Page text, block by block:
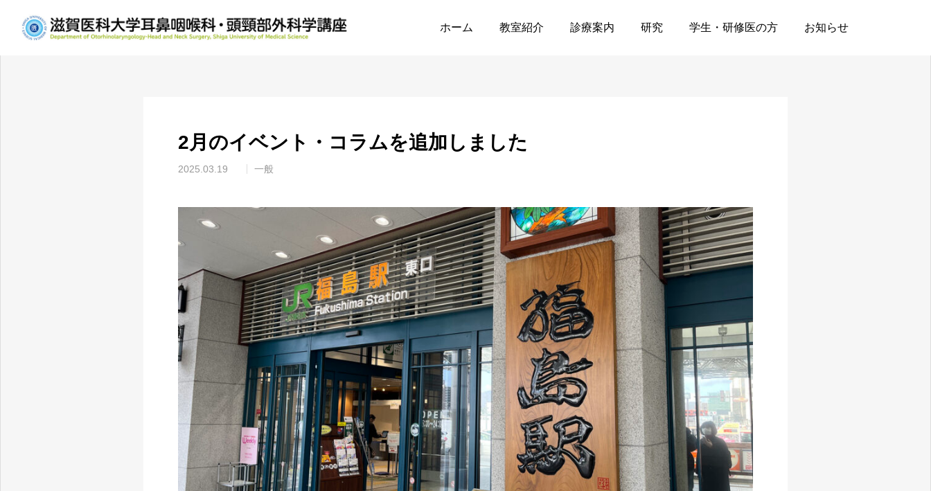
ホーム 教室紹介 診療案内 研究 学生・研修医の方 お知らせ
お知らせ 一般 2月のイベント・コラムを追加しました
2月のイベント・コラムを追加しました
2025.03.19 一般